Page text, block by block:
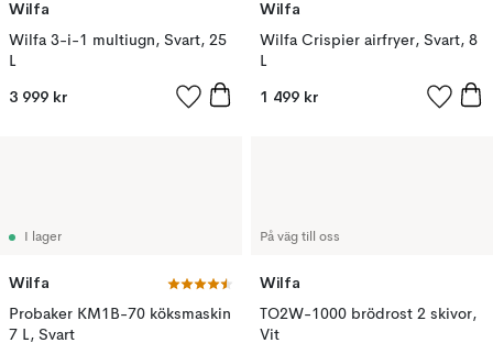
Wilfa
Wilfa 3-i-1 multiugn, Svart, 25
L
3 999 kr
Wilfa
Wilfa Crispier airfryer, Svart, 8
L
1 499 kr
I lager
Wilfa
Probaker KM1B-70 köksmaskin
7 L, Svart
På väg till oss
Wilfa
TO2W-1000 brödrost 2 skivor,
Vit